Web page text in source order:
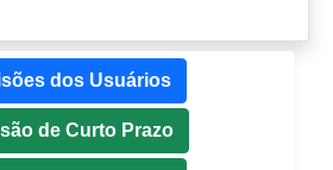
dos Usuários
de Curto Prazo